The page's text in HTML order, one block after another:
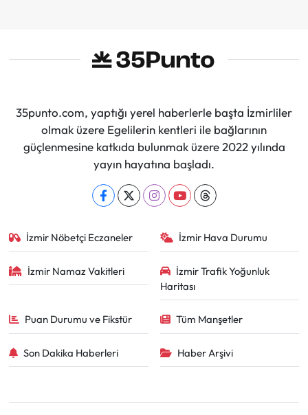
35punto.com, yaptığı yerel haberlerle başta İzmirliler
olmak üzere Egelilerin kentleri ile bağlarının
güçlenmesine katkıda bulunmak üzere 2022 yılında
yayın hayatına başladı.
İzmir Nöbetçi Eczaneler İzmir Hava Durumu
İzmir Namaz Vakitleri
İzmir Trafik Yoğunluk
Haritası
Puan Durumu ve Fikstür Tüm Manşetler
Son Dakika Haberleri Haber Arşivi